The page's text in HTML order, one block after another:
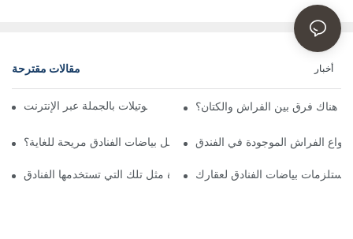
مقالات مقترحة أخبار
اشترِ أغطية أسرّة الفنادق والموتيلات بالجملة عبر الإنترنت
هناك فرق بين الفراش والكتان؟
ما الذي يجعل بياضات الفنادق مريحة للغاية؟الفراش الموجودة في الفندق
كيفية العثور على ملاءات عالية الجودة مثل تلك التي تستخدمها الفنادق
مستلزمات بياضات الفنادق لعقارك